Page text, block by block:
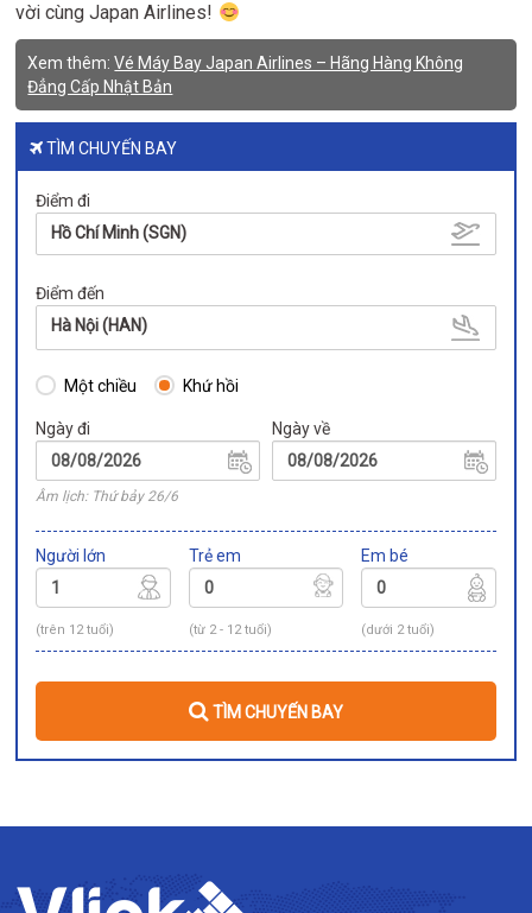
vời cùng Japan Airlines!
Xem thêm:Vé Máy Bay Japan Airlines – Hãng Hàng Không
Đẳng Cấp Nhật Bản
TÌM CHUYẾN BAY
Điểm đi
Hồ Chí Minh (SGN)
Điểm đến
Hà Nội (HAN)
Một chiều Khứ hồi
Ngày đi
Âm lịch: Thứ bảy 26/6
Ngày về
Người lớn
(trên 12 tuổi)
Trẻ em
(từ 2 - 12 tuổi)
Em bé
(dưới 2 tuổi)
TÌM CHUYẾN BAY